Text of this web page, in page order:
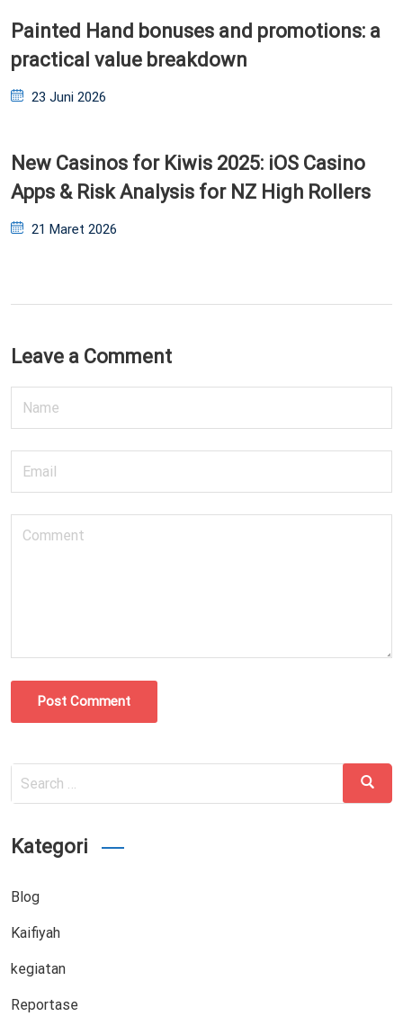
Painted Hand bonuses and promotions: a
practical value breakdown
Posted
23 Juni 2026
New Casinos for Kiwis 2025: iOS Casino
Apps & Risk Analysis for NZ High Rollers
Posted
21 Maret 2026
Leave a Comment
Post Comment
Search
Search
Kategori
Blog
Kaifiyah
kegiatan
Reportase